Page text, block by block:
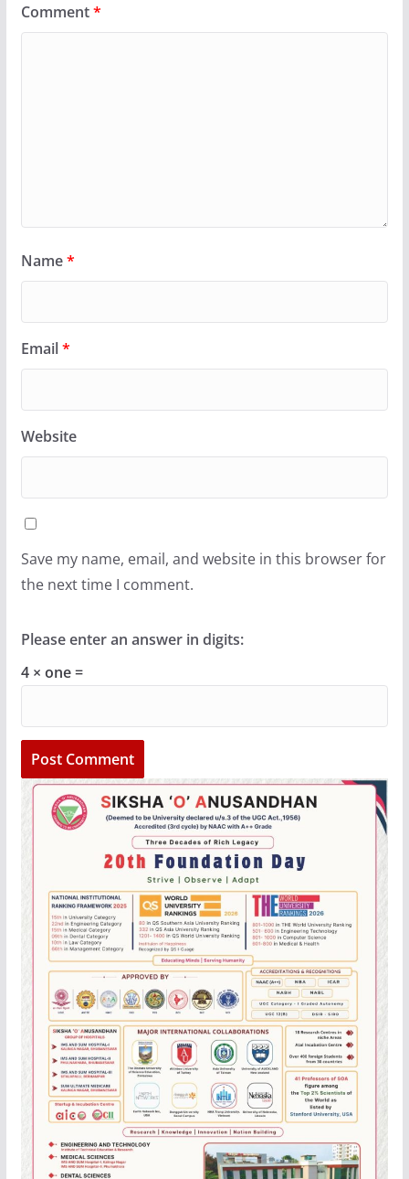
Comment*
Name*
Email*
Website
Save my name, email, and website in this browser for
the next time I comment.
Please enter an answer in digits:
4 × one =